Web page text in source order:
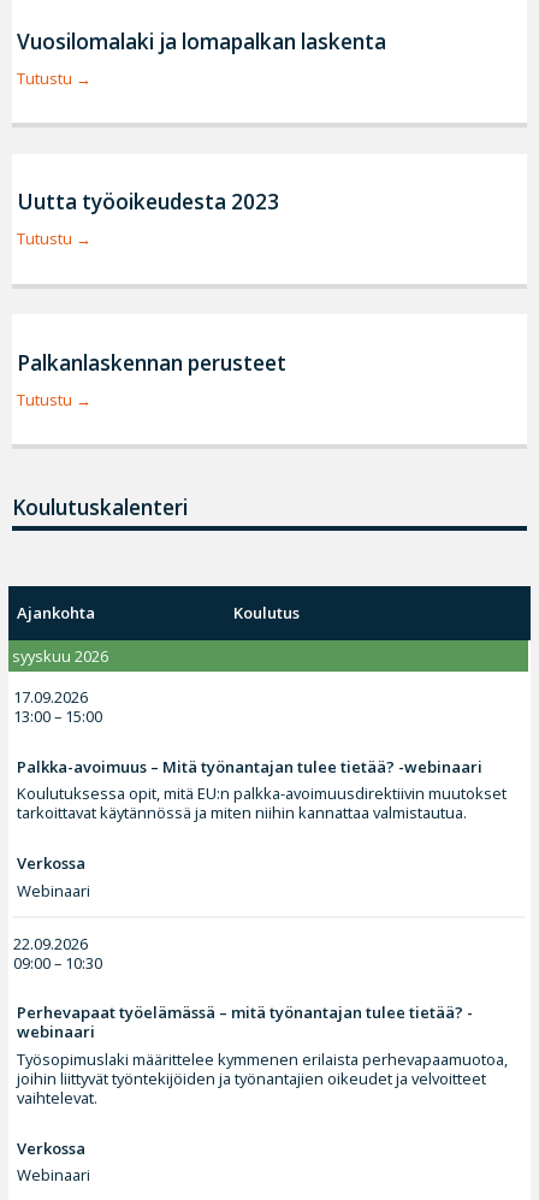
Vuosilomalaki ja lomapalkan laskenta
Tutustu
Uutta työoikeudesta 2023
Tutustu
Palkanlaskennan perusteet
Tutustu
Koulutuskalenteri
Ajankohta
Koulutus
syyskuu 2026
17.09.2026
13:00 – 15:00
Palkka-avoimuus – Mitä työnantajan tulee tietää? -webinaari
Koulutuksessa opit, mitä EU:n palkka-avoimuusdirektiivin muutokset
tarkoittavat käytännössä ja miten niihin kannattaa valmistautua.
Verkossa
Webinaari
22.09.2026
09:00 – 10:30
Perhevapaat työelämässä – mitä työnantajan tulee tietää? -
webinaari
Työsopimuslaki määrittelee kymmenen erilaista perhevapaamuotoa,
joihin liittyvät työntekijöiden ja työnantajien oikeudet ja velvoitteet
vaihtelevat.
Verkossa
Webinaari